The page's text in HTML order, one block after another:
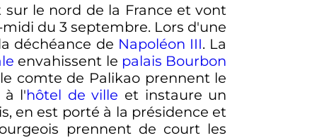
le nord de la France et vont
midi du3 septembre. Lors d'une
déchéance de Napoléon III. La
envahissent le palais Bourbon
comte de Palikao prennent le
à l'hôtel de ville et instaure un
en est porté à la présidence et
prennent de court les